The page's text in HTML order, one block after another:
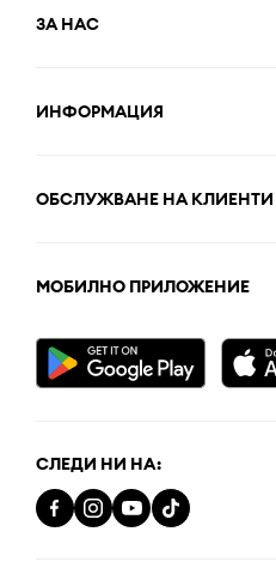
ЗА НАС
ИНФОРМАЦИЯ
ОБСЛУЖВАНЕ НА КЛИЕНТИ
МОБИЛНО ПРИЛОЖЕНИЕ
СЛЕДИ НИ НА: